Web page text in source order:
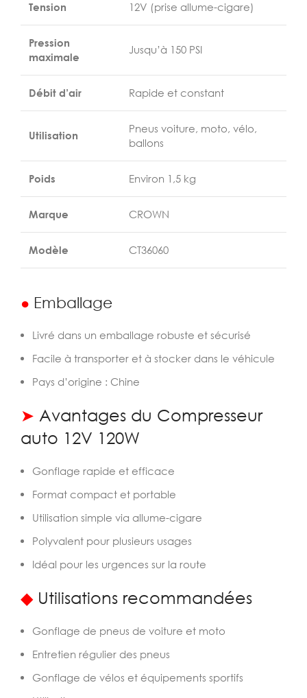
Tension 12V (prise allume-cigare)
Pression
maximale
Jusqu’à 150 PSI
Débit d’air Rapide et constant
Utilisation
Pneus voiture, moto, vélo,
ballons
Poids Environ 1,5 kg
Marque CROWN
Modèle CT36060
● Emballage
Livré dans un emballage robuste et sécurisé
Facile à transporter et à stocker dans le véhicule
Pays d’origine : Chine
➤ Avantages du Compresseur
auto 12V 120W
Gonflage rapide et efficace
Format compact et portable
Utilisation simple via allume-cigare
Polyvalent pour plusieurs usages
Idéal pour les urgences sur la route
◆Utilisations recommandées
Gonflage de pneus de voiture et moto
Entretien régulier des pneus
Gonflage de vélos et équipements sportifs